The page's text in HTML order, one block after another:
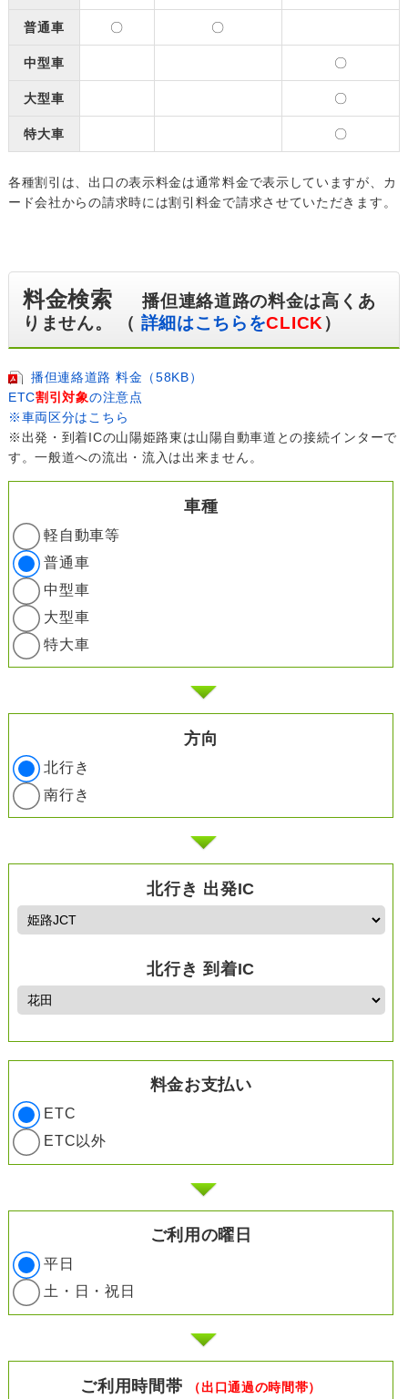
普通車 〇 〇
中型車 〇
大型車 〇
特大車 〇
各種割引は、出口の表示料金は通常料金で表示していますが、カ
ード会社からの請求時には割引料金で請求させていただきます。
料金検索播但連絡道路の料金は高くあ
りません。 （ 詳細はこちらをCLICK ）
播但連絡道路 料金（58KB）
ETC割引対象の注意点
※車両区分はこちら
※出発・到着ICの山陽姫路東は山陽自動車道との接続インターで
す。一般道への流出・流入は出来ません。
車種
軽自動車等
普通車
中型車
大型車
特大車
方向
北行き
南行き
北行き 出発IC
北行き 到着IC
料金お支払い
ETC
ETC以外
ご利用の曜日
平日
土・日・祝日
ご利用時間帯 （出口通過の時間帯）